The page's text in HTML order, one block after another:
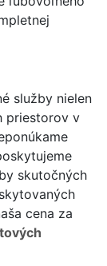
služby nielen
priestorov v
skutočných
cena za